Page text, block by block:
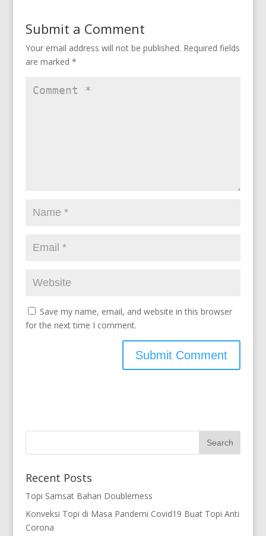
Submit a Comment
Your email address will not be published. Required fields
are marked *
Save my name, email, and website in this browser
for the next time I comment.
Recent Posts
Topi Samsat Bahan Doublemess
Konveksi Topi di Masa Pandemi Covid19 Buat Topi Anti
Corona